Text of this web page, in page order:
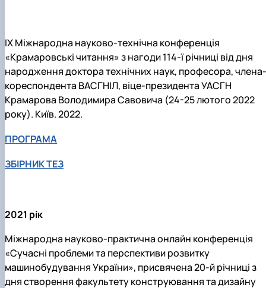
IX Міжнародна науково-технічна конференція
«Крамаровські читання» з нагоди 114-ї річниці від дня
народження доктора технічних наук, професора, члена-
кореспондента ВАСГНІЛ, віце-президента УАСГН
Крамарова Володимира Савовича (24-25 лютого 2022
року). Київ. 2022.
ПРОГРАМА
ЗБІРНИК ТЕЗ
2021 рік
Міжнародна науково-практична онлайн конференція
«Сучасні проблеми та перспективи розвитку
машинобудування України», присвячена 20-й річниці з
дня створення факультету конструювання та дизайну